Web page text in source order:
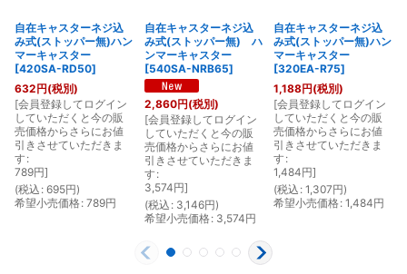
自在キャスターネジ込
み式(ストッパー無)ハン
マーキャスター
[420SA-RD50]
632円(税別)
[会員登録してログイン
していただくと今の販
売価格からさらにお値
引きさせていただきま
す :
789円]
(税込 : 695円)
希望小売価格: 789円
自在キャスターネジ込
み式(ストッパー無) ハ
ンマーキャスター
[540SA-NRB65]
2,860円(税別)
[会員登録してログイン
していただくと今の販
売価格からさらにお値
引きさせていただきま
す :
3,574円]
(税込 : 3,146円)
希望小売価格: 3,574円
自在キャスターネジ込
み式(ストッパー無)ハン
マーキャスター
[320EA-R75]
1,188円(税別)
[会員登録してログイン
していただくと今の販
売価格からさらにお値
引きさせていただきま
す :
1,484円]
(税込 : 1,307円)
希望小売価格: 1,484円